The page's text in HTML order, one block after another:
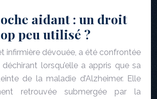
aidant : un droit
peu utilisé ?
infirmière dévouée, a été confrontée
lorsqu’elle a appris que sa
de la maladie d’Alzheimer. Elle
retrouvée submergée par la